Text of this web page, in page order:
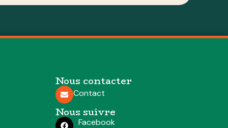
Nous contacter
Contact
Nous suivre
Facebook